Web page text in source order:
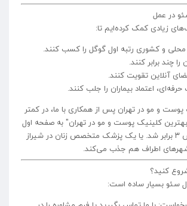
در عمل
زیادی کمک کرده‌ایم تا:
و کشوری رتبه اول گوگل را کسب کنند.
را چند برابر کنند.
آنلاین تقویت کنند.
اعتماد بیماران را جلب کنند.
و مو در تهران پس از همکاری با ما، در کمتر
"بهترین کلینیک پوست و مو در تهران" به صفحه اول
گوگل رسید و مراجعانش ۳ برابر شد. یا یک پزشک متخصص زنان در شیراز
شهرهای اطراف هم جذب می‌کند.
کنید؟
سئو بسیار ساده است: